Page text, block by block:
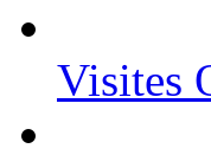
Visites